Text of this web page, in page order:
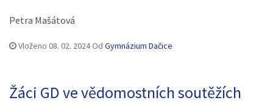
Petra Mašátová
Vloženo 08. 02. 2024Od Gymnázium Dačice
Žáci GD ve vědomostních soutěžích